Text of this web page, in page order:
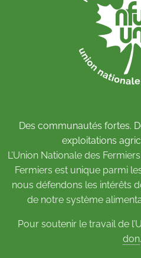
Des communautés fortes.
exploitations
L’Union Nationale des
Fermiers est unique parmi
nous défendons les intérêts
de notre système
Pour soutenir le travail de
don.